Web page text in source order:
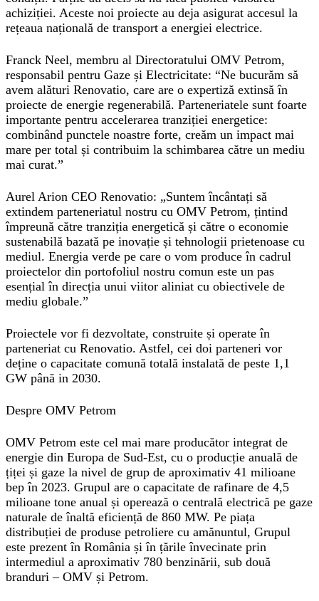
achiziției. Aceste noi proiecte au deja asigurat accesul la
rețeaua națională de transport a energiei electrice.
Franck Neel, membru al Directoratului OMV Petrom,
responsabil pentru Gaze și Electricitate: “Ne bucurăm să
avem alături Renovatio, care are o expertiză extinsă în
proiecte de energie regenerabilă. Parteneriatele sunt foarte
importante pentru accelerarea tranziției energetice:
combinând punctele noastre forte, creăm un impact mai
mare per total și contribuim la schimbarea către un mediu
mai curat.”
Aurel Arion CEO Renovatio: „Suntem încântați să
extindem parteneriatul nostru cu OMV Petrom, țintind
împreună către tranziția energetică și către o economie
sustenabilă bazată pe inovație și tehnologii prietenoase cu
mediul. Energia verde pe care o vom produce în cadrul
proiectelor din portofoliul nostru comun este un pas
esențial în direcția unui viitor aliniat cu obiectivele de
mediu globale.”
Proiectele vor fi dezvoltate, construite și operate în
parteneriat cu Renovatio. Astfel, cei doi parteneri vor
deține o capacitate comună totală instalată de peste 1,1
GW până in 2030.
Despre OMV Petrom
OMV Petrom este cel mai mare producător integrat de
energie din Europa de Sud-Est, cu o producție anuală de
țiței și gaze la nivel de grup de aproximativ 41 milioane
bep în 2023. Grupul are o capacitate de rafinare de 4,5
milioane tone anual și operează o centrală electrică pe gaze
naturale de înaltă eficiență de 860 MW. Pe piața
distribuției de produse petroliere cu amănuntul, Grupul
este prezent în România și în țările învecinate prin
intermediul a aproximativ 780 benzinării, sub două
branduri – OMV și Petrom.